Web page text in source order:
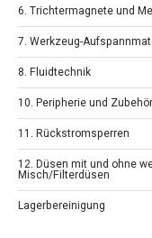
6. Trichtermagnete und
7. Werkzeug-
8. Fluidtechnik
10. Peripherie und Zubehör
11. Rückstromsperren
12. Düsen mit und ohne
Misch/Filterdüsen
Lagerbereinigung